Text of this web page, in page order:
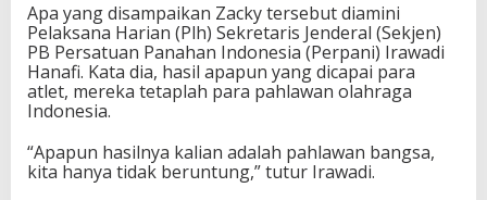
g
T
i
b
a
T
a
Apa yang disampaikan Zacky tersebut diamini
Pelaksana Harian (Plh) Sekretaris Jenderal (Sekjen)
PB Persatuan Panahan Indonesia (Perpani) Irawadi
Hanafi. Kata dia, hasil apapun yang dicapai para
atlet, mereka tetaplah para pahlawan olahraga
Indonesia.
“Apapun hasilnya kalian adalah pahlawan bangsa,
kita hanya tidak beruntung,” tutur Irawadi.